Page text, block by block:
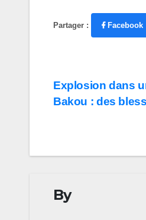
Partager : Facebook
Explosion dans
Bakou : des
By